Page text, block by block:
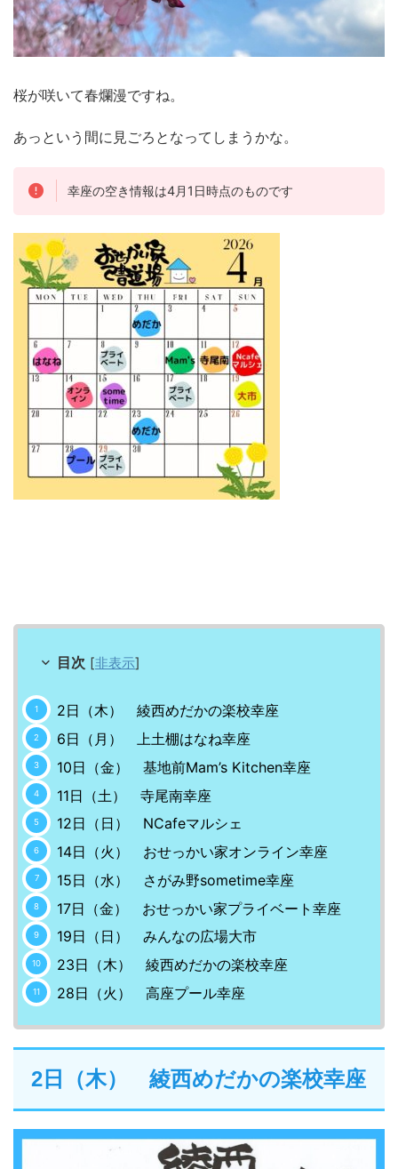
桜が咲いて春爛漫ですね。
あっという間に見ごろとなってしまうかな。
幸座の空き情報は4月1日時点のものです
目次 [非表示]
2日（木） 綾西めだかの楽校幸座
6日（月） 上土棚はなね幸座
10日（金） 基地前Mam’s Kitchen幸座
11日（土） 寺尾南幸座
12日（日） NCafeマルシェ
14日（火） おせっかい家オンライン幸座
15日（水） さがみ野sometime幸座
17日（金） おせっかい家プライベート幸座
19日（日） みんなの広場大市
23日（木） 綾西めだかの楽校幸座
28日（火） 高座プール幸座
2日（木） 綾西めだかの楽校幸座